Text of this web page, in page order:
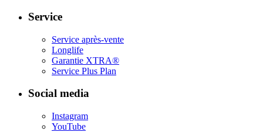
Service
Service après-vente
Longlife
Garantie XTRA®
Service Plus Plan​
Social media
Instagram
YouTube